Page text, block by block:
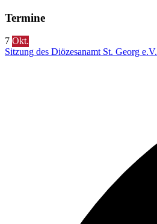
Termine
7 Okt.
Sitzung des Diözesanamt St. Georg e.V.